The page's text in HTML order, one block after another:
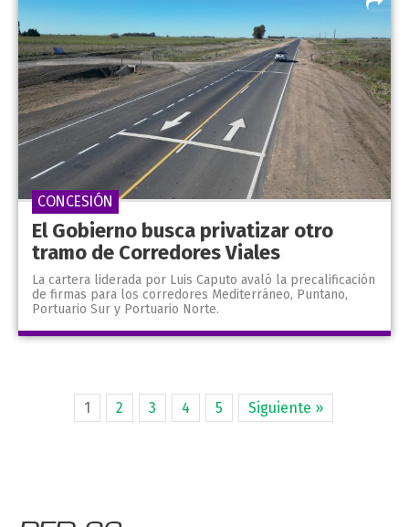
El Gobierno busca privatizar otro
tramo de Corredores Viales
La cartera liderada por Luis Caputo avaló la precalificación
de firmas para los corredores Mediterráneo, Puntano,
Portuario Sur y Portuario Norte.
CONCESIÓN
1 2 3 4 5 Siguiente »